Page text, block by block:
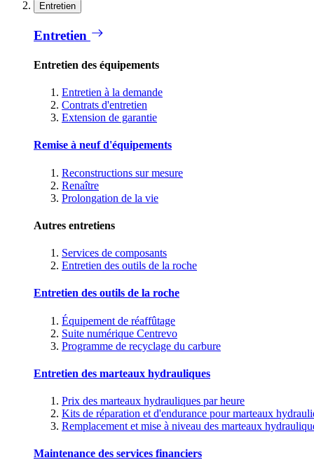
Entretien
Entretien
Entretien des équipements
Entretien à la demande
Contrats d'entretien
Extension de garantie
Remise à neuf d'équipements
Reconstructions sur mesure
Renaître
Prolongation de la vie
Autres entretiens
Services de composants
Entretien des outils de la roche
Entretien des outils de la roche
Équipement de réaffûtage
Suite numérique Centrevo
Programme de recyclage du carbure
Entretien des marteaux hydrauliques
Prix des marteaux hydrauliques par heure
Kits de réparation et d'endurance pour marteaux
Remplacement et mise à niveau des marteaux
Maintenance des services financiers